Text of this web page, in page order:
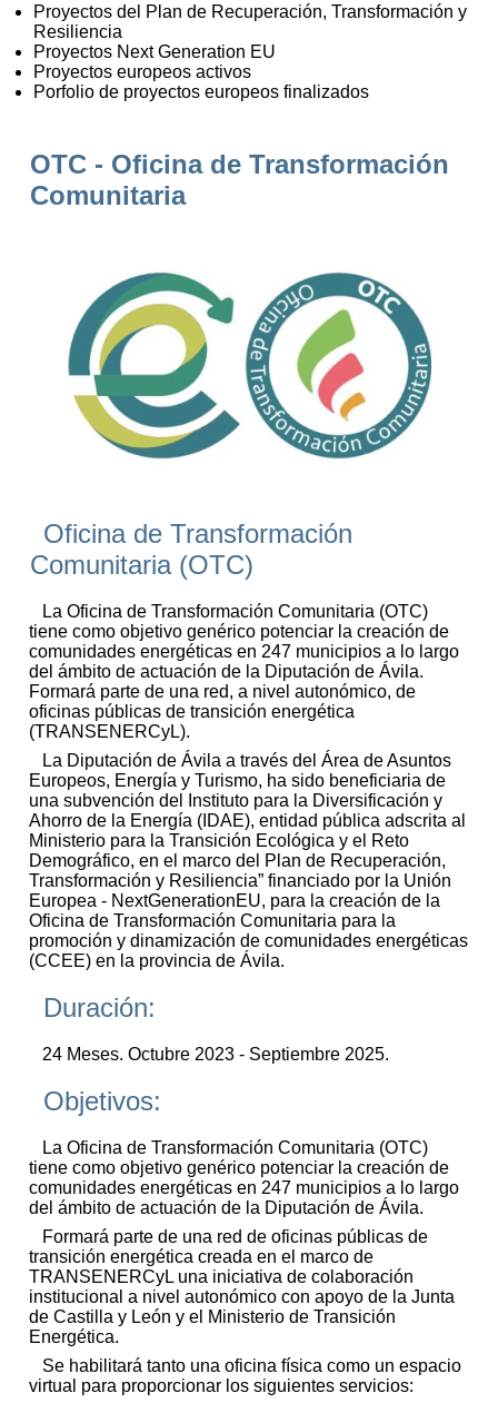
Proyectos del Plan de Recuperación, Transformación y
Resiliencia
Proyectos Next Generation EU
Proyectos europeos activos
Porfolio de proyectos europeos finalizados
OTC - Oficina de Transformación
Comunitaria
Oficina de Transformación
Comunitaria (OTC)
La Oficina de Transformación Comunitaria (OTC)
tiene como objetivo genérico potenciar la creación de
comunidades energéticas en 247 municipios a lo largo
del ámbito de actuación de la Diputación de Ávila.
Formará parte de una red, a nivel autonómico, de
oficinas públicas de transición energética
(TRANSENERCyL).
La Diputación de Ávila a través del Área de Asuntos
Europeos, Energía y Turismo, ha sido beneficiaria de
una subvención del Instituto para la Diversificación y
Ahorro de la Energía (IDAE), entidad pública adscrita al
Ministerio para la Transición Ecológica y el Reto
Demográfico, en el marco del Plan de Recuperación,
Transformación y Resiliencia” financiado por la Unión
Europea - NextGenerationEU, para la creación de la
Oficina de Transformación Comunitaria para la
promoción y dinamización de comunidades energéticas
(CCEE) en la provincia de Ávila.
Duración:
24 Meses. Octubre 2023 - Septiembre 2025.
Objetivos:
La Oficina de Transformación Comunitaria (OTC)
tiene como objetivo genérico potenciar la creación de
comunidades energéticas en 247 municipios a lo largo
del ámbito de actuación de la Diputación de Ávila.
Formará parte de una red de oficinas públicas de
transición energética creada en el marco de
TRANSENERCyL una iniciativa de colaboración
institucional a nivel autonómico con apoyo de la Junta
de Castilla y León y el Ministerio de Transición
Energética.
Se habilitará tanto una oficina física como un espacio
virtual para proporcionar los siguientes servicios: